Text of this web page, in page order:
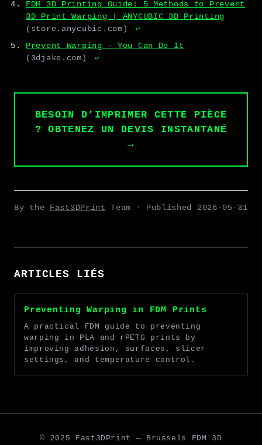
FDM 3D Printing Guide: 5 Methods to Prevent
3D Print Warping | ANYCUBIC 3D Printing
(store.anycubic.com)
↩
Prevent Warping - You Can Do It
(3djake.com)
↩
BESOIN D’IMPRIMER CETTE PIÈCE
? OBTENEZ UN DEVIS INSTANTANÉ
→
By the Fast3DPrint Team · Published 2026-05-31
ARTICLES LIÉS
Preventing Warping in FDM Prints
A practical FDM guide to preventing
warping in PLA and rPETG prints by
improving adhesion, surfaces, slicer
settings, and temperature control.
© 2025 Fast3DPrint — Brussels FDM 3D